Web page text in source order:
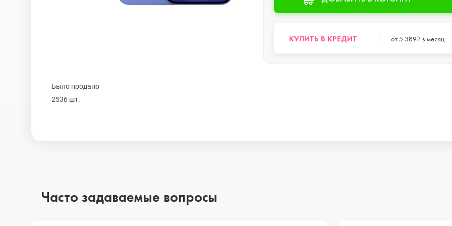
Sony
iPhone 16 Plus
КУПИТЬ В КРЕДИТ от 5 389₽ в месяц
Было продано
2536 шт.
Часто задаваемые вопросы